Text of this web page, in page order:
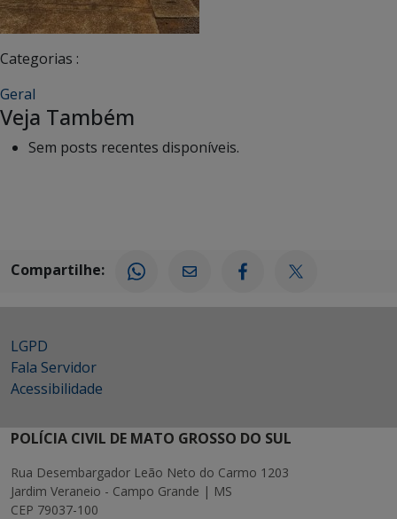
Categorias :
Geral
Veja Também
Sem posts recentes disponíveis.
Compartilhe:
LGPD
Fala Servidor
Acessibilidade
POLÍCIA CIVIL DE MATO GROSSO DO SUL
Rua Desembargador Leão Neto do Carmo 1203
Jardim Veraneio - Campo Grande | MS
CEP 79037-100